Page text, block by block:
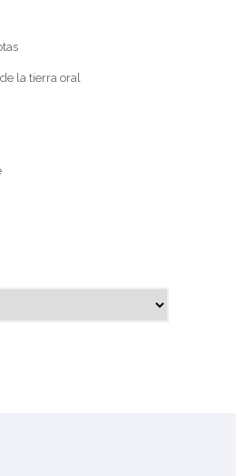
la tierra oral